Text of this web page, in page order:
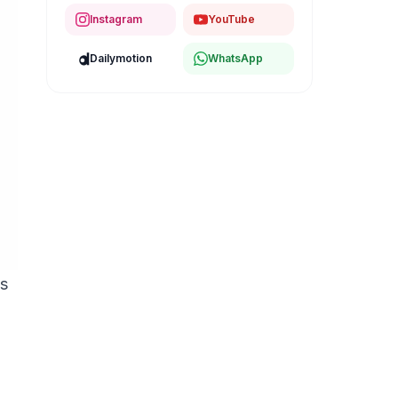
Instagram YouTube
Dailymotion WhatsApp